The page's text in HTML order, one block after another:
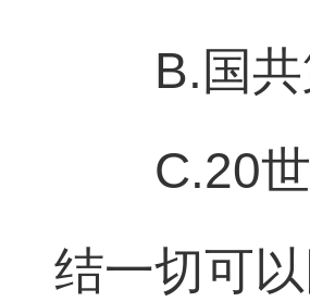
B.国
C.20
结一切可